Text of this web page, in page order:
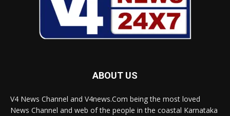
ABOUT US
V4 News Channel and V4news.Com being the most loved
News Channel and web of the people in the coastal Karnataka